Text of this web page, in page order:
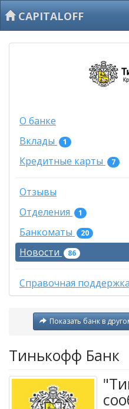
CAPITALOFF
О банке
Вклады
1
Кредитные карты 7
Отзывы
Отделения
1
Банкоматы 20
Новости 86
Справочная поддержка
Показать банк в
Тинькофф Банк